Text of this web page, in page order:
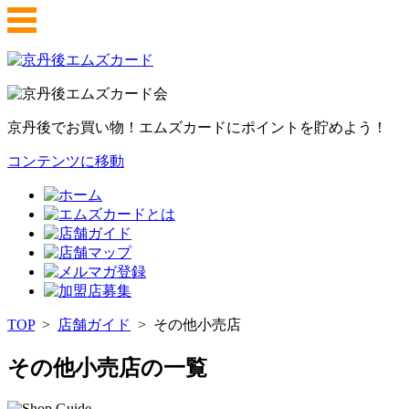
京丹後でお買い物！エムズカードにポイントを貯めよう！
コンテンツに移動
TOP> 店舗ガイド > その他小売店
その他小売店の一覧